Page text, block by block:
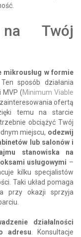
Twój
mikrousług w formie
sposób działania
MVP (Minimum Viable
ofertą
temu na starcie
obciążyć Twój
miejscu, odezwij
lub salonów i
stanowiska na
usługowymi –
kilku specjalistów
Taki układ pomaga
przy okazji sprzyja
działalności
adresu . Konsultacje